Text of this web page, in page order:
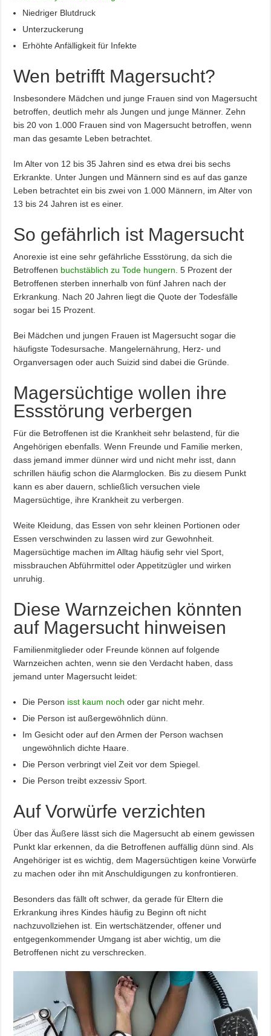
Niedriger Blutdruck
Unterzuckerung
Erhöhte Anfälligkeit für Infekte
Wen betrifft Magersucht?
Insbesondere Mädchen und junge Frauen sind von Magersucht
betroffen, deutlich mehr als Jungen und junge Männer. Zehn
bis 20 von 1.000 Frauen sind von Magersucht betroffen, wenn
man das gesamte Leben betrachtet.
Im Alter von 12 bis 35 Jahren sind es etwa drei bis sechs
Erkrankte. Unter Jungen und Männern sind es auf das ganze
Leben betrachtet ein bis zwei von 1.000 Männern, im Alter von
13 bis 24 Jahren ist es einer.
So gefährlich ist Magersucht
Anorexie ist eine sehr gefährliche Essstörung, da sich die
Betroffenen buchstäblich zu Tode hungern . 5 Prozent der
Betroffenen sterben innerhalb von fünf Jahren nach der
Erkrankung. Nach 20 Jahren liegt die Quote der Todesfälle
sogar bei 15 Prozent.
Bei Mädchen und jungen Frauen ist Magersucht sogar die
häufigste Todesursache. Mangelernährung, Herz- und
Organversagen oder auch Suizid sind dabei die Gründe.
Magersüchtige wollen ihre
Essstörung verbergen
Für die Betroffenen ist die Krankheit sehr belastend, für die
Angehörigen ebenfalls. Wenn Freunde und Familie merken,
dass jemand immer dünner wird und nicht mehr isst, dann
schrillen häufig schon die Alarmglocken. Bis zu diesem Punkt
kann es aber dauern, schließlich versuchen viele
Magersüchtige, ihre Krankheit zu verbergen.
Weite Kleidung, das Essen von sehr kleinen Portionen oder
Essen verschwinden zu lassen wird zur Gewohnheit.
Magersüchtige machen im Alltag häufig sehr viel Sport,
missbrauchen Abführmittel oder Appetitzügler und wirken
unruhig.
Diese Warnzeichen könnten
auf Magersucht hinweisen
Familienmitglieder oder Freunde können auf folgende
Warnzeichen achten, wenn sie den Verdacht haben, dass
jemand unter Magersucht leidet:
Die Person isst kaum noch oder gar nicht mehr.
Die Person ist außergewöhnlich dünn.
Im Gesicht oder auf den Armen der Person wachsen
ungewöhnlich dichte Haare.
Die Person verbringt viel Zeit vor dem Spiegel.
Die Person treibt exzessiv Sport.
Auf Vorwürfe verzichten
Über das Äußere lässt sich die Magersucht ab einem gewissen
Punkt klar erkennen, da die Betroffenen auffällig dünn sind. Als
Angehöriger ist es wichtig, dem Magersüchtigen keine Vorwürfe
zu machen oder ihn mit Anschuldigungen zu konfrontieren.
Besonders das fällt oft schwer, da gerade für Eltern die
Erkrankung ihres Kindes häufig zu Beginn oft nicht
nachzuvollziehen ist. Ein wertschätzender, offener und
entgegenkommender Umgang ist aber wichtig, um die
Betroffenen nicht zu verschrecken.